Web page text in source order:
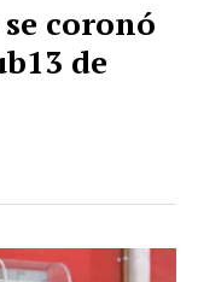
coronó
de